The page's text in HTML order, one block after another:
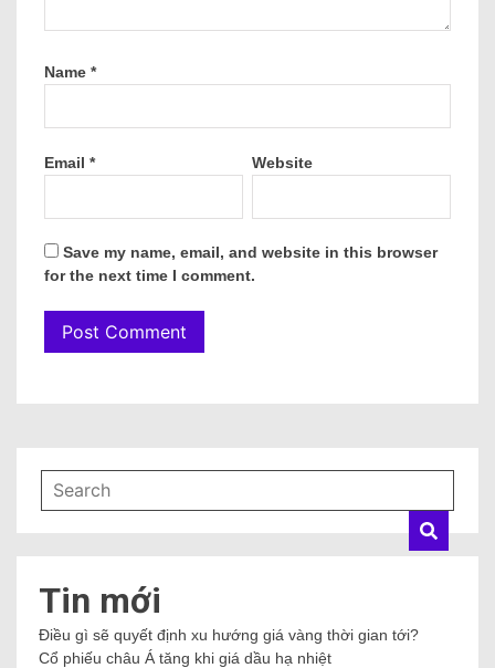
Name *
Email * Website
Save my name, email, and website in this browser
for the next time I comment.
Tin mới
Điều gì sẽ quyết định xu hướng giá vàng thời gian tới?
Cổ phiếu châu Á tăng khi giá dầu hạ nhiệt